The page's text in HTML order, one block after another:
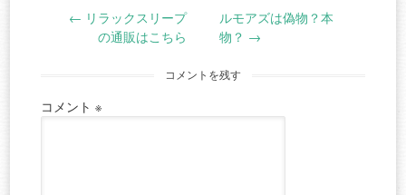
navigation
← リラックスリープ
の通販はこちら
ルモアズは偽物？本
物？ →
コメントを残す
コメント※